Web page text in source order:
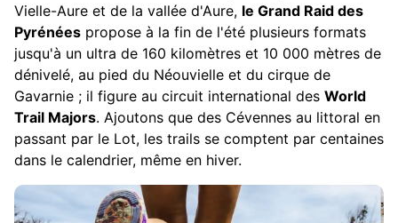
Vielle-Aure et de la vallée d'Aure, le Grand Raid des
Pyrénées propose à la fin de l'été plusieurs formats
jusqu'à un ultra de 160 kilomètres et 10 000 mètres de
dénivelé, au pied du Néouvielle et du cirque de
Gavarnie ; il figure au circuit international des World
Trail Majors. Ajoutons que des Cévennes au littoral en
passant par le Lot, les trails se comptent par centaines
dans le calendrier, même en hiver.